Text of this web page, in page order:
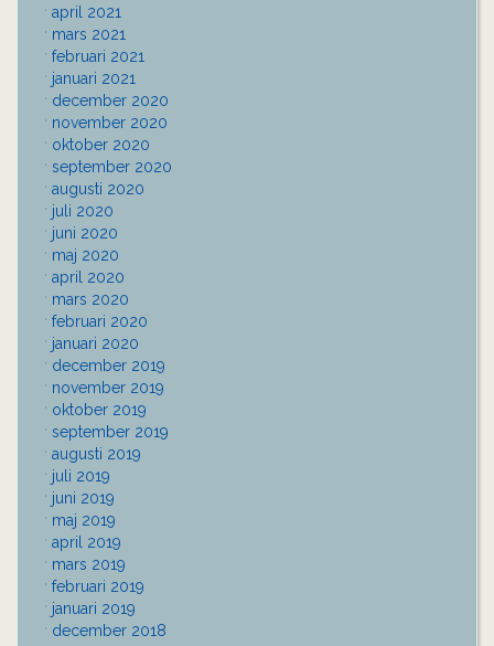
april 2021
mars 2021
februari 2021
januari 2021
december 2020
november 2020
oktober 2020
september 2020
augusti 2020
juli 2020
juni 2020
maj 2020
april 2020
mars 2020
februari 2020
januari 2020
december 2019
november 2019
oktober 2019
september 2019
augusti 2019
juli 2019
juni 2019
maj 2019
april 2019
mars 2019
februari 2019
januari 2019
december 2018